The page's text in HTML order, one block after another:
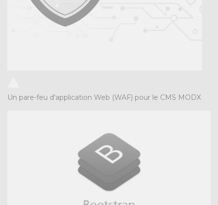
Un pare-feu d'application Web (WAF) pour le CMS MODX